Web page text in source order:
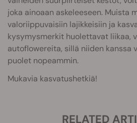
joka ainoaan askeleeseen. Muista
valoriippuvaisiin lajikkeisiin ja
kysymysmerkit huolettavat liikaa,
autoflowereita, sillä niiden kanssa
puolet nopeammin.
Mukavia kasvatushetkiä!
RELATED